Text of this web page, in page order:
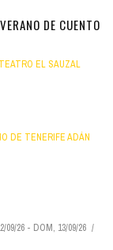
DE CUENTO
TEATRO EL SAUZAL
DE TENERIFE ADÁN
09/26 - DOM, 13/09/26